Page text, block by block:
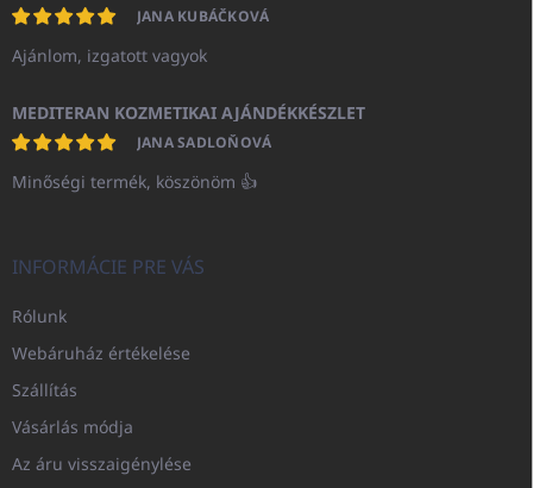
JANA KUBÁČKOVÁ
Ajánlom, izgatott vagyok
MEDITERAN KOZMETIKAI AJÁNDÉKKÉSZLET
JANA SADLOŇOVÁ
Minőségi termék, köszönöm 👍
INFORMÁCIE PRE VÁS
Rólunk
Webáruház értékelése
Szállítás
Vásárlás módja
Az áru visszaigénylése